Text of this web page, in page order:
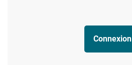
Connexion